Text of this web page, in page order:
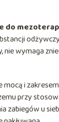
do
nie wymaga
i
przy
u